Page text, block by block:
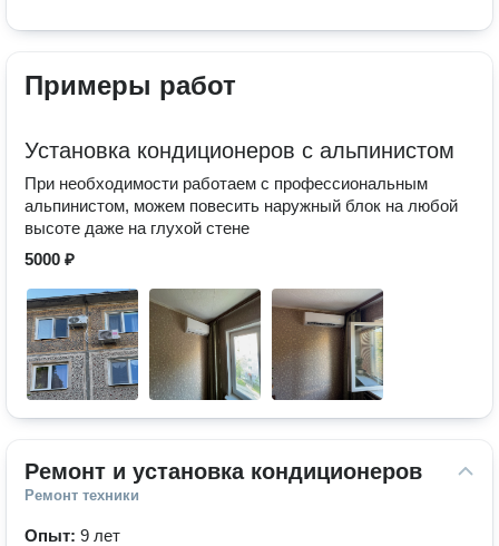
Примеры работ
Установка кондиционеров с альпинистом
При необходимости работаем с профессиональным
альпинистом, можем повесить наружный блок на любой
высоте даже на глухой стене
5000 ₽
Ремонт и установка кондиционеров
Ремонт техники
Опыт: 9 лет